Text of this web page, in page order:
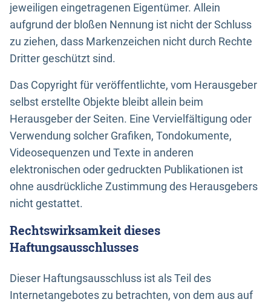
jeweiligen eingetragenen Eigentümer. Allein
aufgrund der bloßen Nennung ist nicht der Schluss
zu ziehen, dass Markenzeichen nicht durch Rechte
Dritter geschützt sind.
Das Copyright für veröffentlichte, vom Herausgeber
selbst erstellte Objekte bleibt allein beim
Herausgeber der Seiten. Eine Vervielfältigung oder
Verwendung solcher Grafiken, Tondokumente,
Videosequenzen und Texte in anderen
elektronischen oder gedruckten Publikationen ist
ohne ausdrückliche Zustimmung des Herausgebers
nicht gestattet.
Rechtswirksamkeit dieses
Haftungsausschlusses
Dieser Haftungsausschluss ist als Teil des
Internetangebotes zu betrachten, von dem aus auf